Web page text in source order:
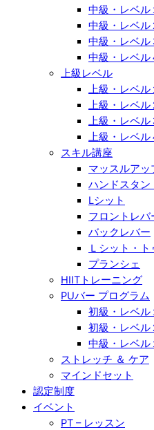
中級・レベル
中級・レベル
中級・レベル
中級・レベル
上級レベル
上級・レベル
上級・レベル
上級・レベル
上級・レベル
スキル講座
マッスルアッ
ハンドスタン
Lシット
フロントレバ
バックレバー
Ｌシット・
プランシェ
HIITトレーニング
PUバー プログラム
初級・レベル
初級・レベル
中級・レベル
ストレッチ ＆ ケア
マインドセット
認定制度
イベント
PT – レッスン